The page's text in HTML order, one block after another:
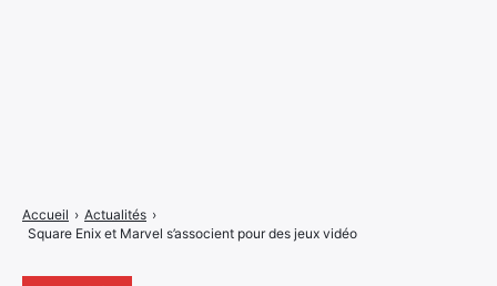
Accueil › Actualités ›
Square Enix et Marvel s’associent pour des jeux vidéo